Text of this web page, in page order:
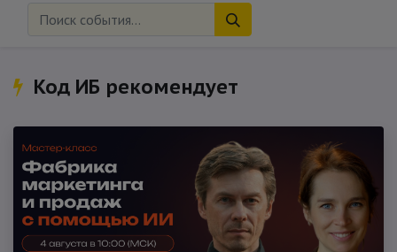
Код ИБ рекомендует